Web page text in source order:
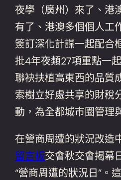
夜學（廣州）來了、港
有了、港澳多個個人工
簽訂深化計謀一起配合
批4年夜類27項重點一
聯袂扶植高東西的品質
索樹立好處共享的財稅
動，為全都城市圈管理
在營商周遭的狀況改造
留言板交會秋交會揭幕
“營商周遭的狀況日”。